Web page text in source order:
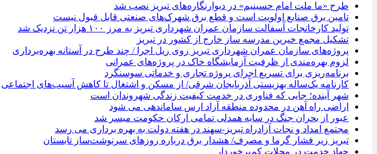
طرح «ما ملت امام حسینیم» در دیوارنگاره‌های تبریز نصب شد
تامین برق صنایع اولویت است و قطع برق شهرک‌های صنعتی قابل قبول نیست
تولید کارخانجات آسفالت سازمان عمران شهرداری تبریز به مرز ۱۰۰ هزار تن نزدیک شد
تشکیل مجمع خیرین مدرسه ‌ساز خارج از کشور در تبریز
پروژه‌های سازمان عمران شهرداری تبریز روی ریل اجرا / چند طرح در آستانه بهره‌برداری
لزوم بهره‌مندی از ظرفیت آزمایشگاه خاک در پروژه‌های عمرانی
برنامه‌ریزی برای تسریع اجرای پروژه تجاری و خدماتی سوسنگرد
کارنامه یک‌ساله بهزیستی آذربایجان شرقی/ از مسکن و اشتغال تا کاهش آسیب‌های اجتماعی
شهر آینده؛ جایی که فناوری در خدمت کیفیت زندگی شهروندان است
اراضی راه آهن در محدوده منطقه آزاد ارس ساماندهی می شود
عبور از بحران جنگ در سایه همدلی تمامی ارکان حکومت میسر شد
مجتمع امداد و نجات آزادراه تبریز-سهند در هفته دولت به بهره ‌برداری می‌ رسد
تبریز زیر فشار گرما و مصرف/ هشدار برق درباره روزهای سرنوشت‌ساز تابستان
جهاد خدمت در محلات کم‌برخوردار